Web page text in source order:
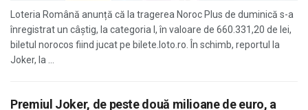
Loteria Română anunță că la tragerea Noroc Plus de duminică s-a
înregistrat un câştig, la categoria I, în valoare de 660.331,20 de lei,
biletul norocos fiind jucat pe bilete.loto.ro. În schimb, reportul la
Joker, la ...
Premiul Joker, de peste două milioane de euro, a